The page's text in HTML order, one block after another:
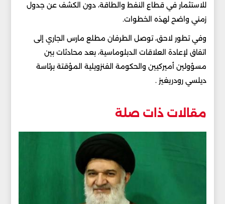
للاستثمار في قطاع النفط والطاقة، دون الكشف عن جدول
زمني واضح لهذه الخطوات.
وفي تطور لاحق، توصل الطرفان مطلع مارس الجاري إلى
اتفاق لإعادة العلاقات الدبلوماسية، بعد محادثات بين
مسؤولين أميركيين والحكومة الفنزويلية المؤقتة برئاسة
ديلسي رودريغيز .
مقالات ذات صلة